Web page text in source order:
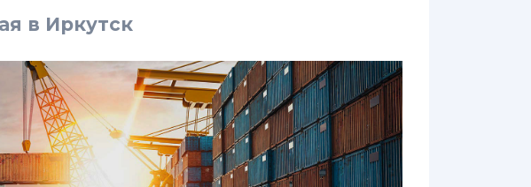
в Иркутск